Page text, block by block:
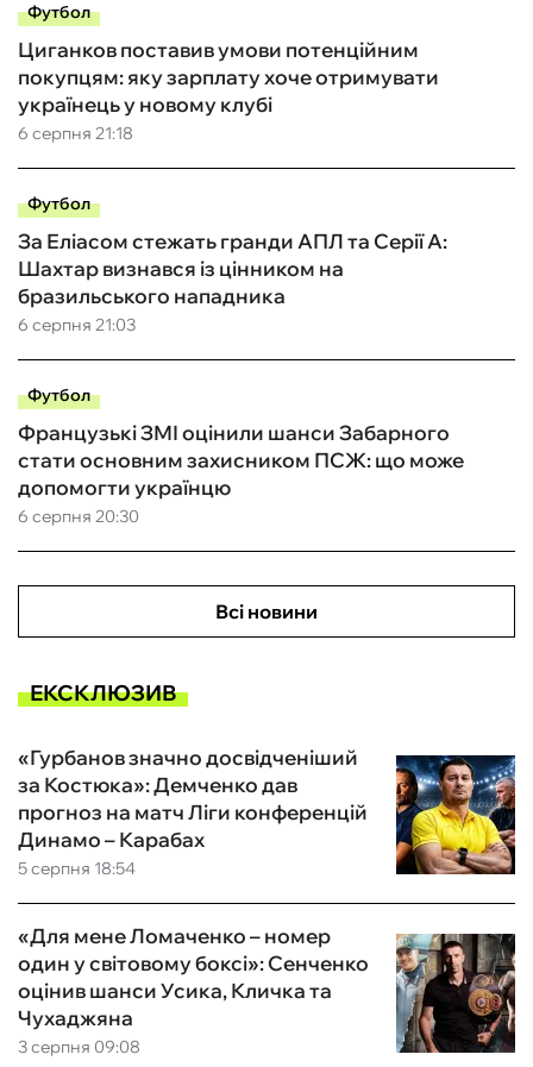
Футбол
6 серпня 21:18
Циганков поставив умови потенційним
покупцям: яку зарплату хоче отримувати
українець у новому клубі
Футбол
6 серпня 21:03
За Еліасом стежать гранди АПЛ та Серії А:
Шахтар визнався із цінником на
бразильського нападника
Футбол
6 серпня 20:30
Французькі ЗМІ оцінили шанси Забарного
стати основним захисником ПСЖ: що може
допомогти українцю
Всі новини
ЕКСКЛЮЗИВ
5 серпня 18:54
«Гурбанов значно досвідченіший
за Костюка»: Демченко дав
прогноз на матч Ліги конференцій
Динамо – Карабах
3 серпня 09:08
«Для мене Ломаченко – номер
один у світовому боксі»: Сенченко
оцінив шанси Усика, Кличка та
Чухаджяна